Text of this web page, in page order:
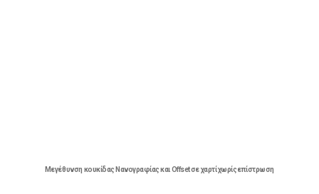
Μεγέθυνση κουκίδας Νανογραφίας και Offset σε χαρτί χωρίς επίστρωση